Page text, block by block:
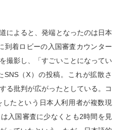
によると、発端となったのは日本
到着ロビーの入国審査カウンター
撮影し、「すごいことになってい
（X）の投稿。これが拡散さ
る批判が広がったとしている。コ
たという日本人利用者が複数現
入国審査に少なくとも2時間を見